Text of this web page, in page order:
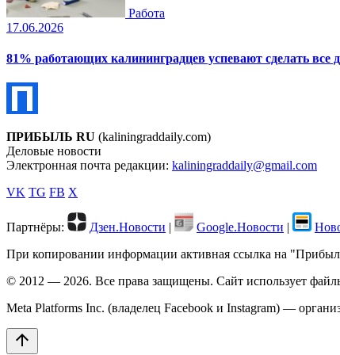
Работа
17.06.2026
81% работающих калининградцев успевают сделать все
ПРИБЫЛЬ RU (kaliningraddaily.com)
Деловые новости
Электронная почта редакции: kaliningraddaily@gmail.com
VK TG FB X
Партнёры: Дзен.Новости | Google.Новости |
При копировании информации активная ссылка на
© 2012 — 2026. Все права защищены. Сайт использует
Meta Platforms Inc. (владелец Facebook и Instagram) —
arrow_upward